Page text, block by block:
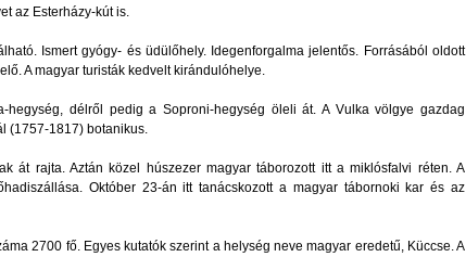
az Esterházy-kút is.
Ismert gyógy- és üdülőhely. Idegenforgalma jelentős. Forrásából oldott
A magyar turisták kedvelt kirándulóhelye.
délről pedig a Soproni-hegység öleli át. A Vulka völgye gazdag
(1757-1817) botanikus.
át rajta. Aztán közel húszezer magyar táborozott itt a miklósfalvi réten. A
Október 23-án itt tanácskozott a magyar tábornoki kar és az
2700 fő. Egyes kutatók szerint a helység neve magyar eredetű, Küccse. A